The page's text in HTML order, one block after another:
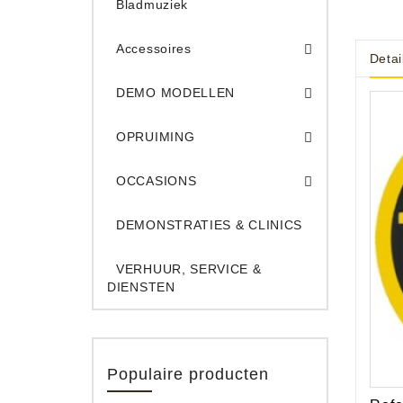
Bladmuziek
Accessoires
DEMO MODELLEN
OPRUIMING
OCCASIONS
DEMONSTRATIES & CLINICS
VERHUUR, SERVICE &
DIENSTEN
Populaire producten